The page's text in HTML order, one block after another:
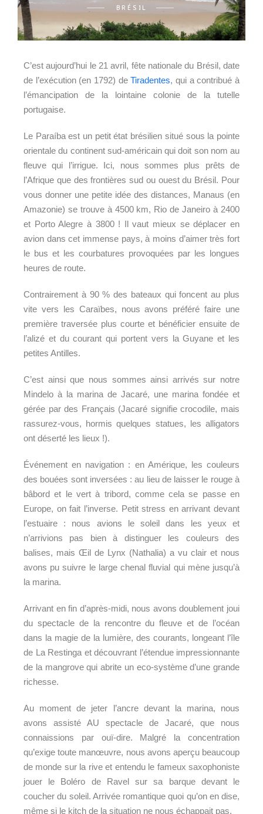
BRÉSIL
C’est aujourd’hui le 21 avril, fête nationale du Brésil, date
de l’exécution (en 1792) deTiradentes, qui a contribué à
l’émancipation de la lointaine colonie de la tutelle
portugaise.
Le Paraíba est un petit état brésilien situé sous la pointe
orientale du continent sud-américain qui doit son nom au
fleuve qui l’irrigue. Ici, nous sommes plus prêts de
l’Afrique que des frontières sud ou ouest du Brésil. Pour
vous donner une petite idée des distances, Manaus (en
Amazonie) se trouve à 4500 km, Rio de Janeiro à 2400
et Porto Alegre à 3800 ! Il vaut mieux se déplacer en
avion dans cet immense pays, à moins d’aimer très fort
le bus et les courbatures provoquées par les longues
heures de route.
Contrairement à 90 % des bateaux qui foncent au plus
vite vers les Caraïbes, nous avons préféré faire une
première traversée plus courte et bénéficier ensuite de
l’alizé et du courant qui portent vers la Guyane et les
petites Antilles.
C’est ainsi que nous sommes ainsi arrivés sur notre
Mindelo à la marina de Jacaré, une marina fondée et
gérée par des Français (Jacaré signifie crocodile, mais
rassurez-vous, hormis quelques statues, les alligators
ont déserté les lieux !).
Événement en navigation : en Amérique, les couleurs
des bouées sont inversées : au lieu de laisser le rouge à
bâbord et le vert à tribord, comme cela se passe en
Europe, on fait l’inverse. Petit stress en arrivant devant
l’estuaire : nous avions le soleil dans les yeux et
n’arrivions pas bien à distinguer les couleurs des
balises, mais Œil de Lynx (Nathalia) a vu clair et nous
avons pu suivre le large chenal fluvial qui mène jusqu’à
la marina.
Arrivant en fin d’après-midi, nous avons doublement joui
du spectacle de la rencontre du fleuve et de l’océan
dans la magie de la lumière, des courants, longeant l’île
de La Restinga et découvrant l’étendue impressionnante
de la mangrove qui abrite un eco-système d’une grande
richesse.
Au moment de jeter l’ancre devant la marina, nous
avons assisté AU spectacle de Jacaré, que nous
connaissions par ouï-dire. Malgré la concentration
qu’exige toute manœuvre, nous avons aperçu beaucoup
de monde sur la rive et entendu le fameux saxophoniste
jouer le Boléro de Ravel sur sa barque devant le
coucher du soleil. Arrivée romantique quoi qu’on en dise,
même si le kitch de la situation ne nous échappait pas.